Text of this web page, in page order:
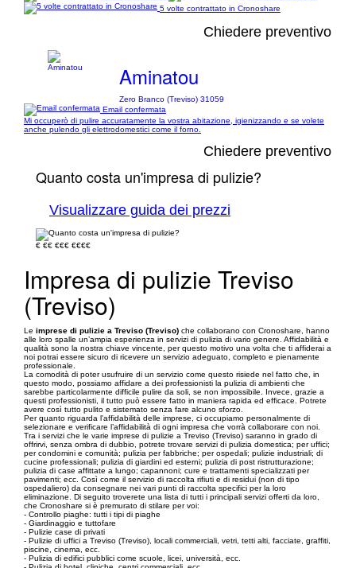
5 volte contrattato in Cronoshare
Chiedere preventivo
Aminatou
Zero Branco (Treviso) 31059
Email confermata
Mi occuperò di pulire accuratamente la vostra abitazione, igienizzando e se volete
anche pulendo gli elettrodomestici come il forno.
Chiedere preventivo
Quanto costa un'impresa di pulizie?
Visualizzare guida dei prezzi
€ €€ €€€ €€€€
Impresa di pulizie Treviso
(Treviso)
Le imprese di pulizie a Treviso (Treviso) che collaborano con Cronoshare, hanno
alle loro spalle un’ampia esperienza in servizi di pulizia di vario genere. Affidabilità e
qualità sono la nostra chiave vincente, per questo motivo una volta che ti affiderai a
noi potrai essere sicuro di ricevere un servizio adeguato, completo e pienamente
professionale.
La comodità di poter usufruire di un servizio come questo risiede nel fatto che, in
questo modo, possiamo affidare a dei professionisti la pulizia di ambienti che
sarebbe particolarmente difficile pulire da soli, se non impossibile. Invece, grazie a
questi professionisti, il tutto può essere fatto in maniera rapida ed efficace. Potrete
avere così tutto pulito e sistemato senza fare alcuno sforzo.
Per quanto riguarda l'affidabilità delle imprese, ci occupiamo personalmente di
selezionare e verificare l’affidabilità di ogni impresa che vorrà collaborare con noi.
Tra i servizi che le varie imprese di pulizie a Treviso (Treviso) saranno in grado di
offrirvi, senza ombra di dubbio, potrete trovare servizi di pulizia domestica; per uffici;
per condomini e comunità; pulizia per fabbriche; per ospedali; pulizie industriali; di
cucine professionali; pulizia di giardini ed esterni; pulizia di post ristrutturazione;
pulizia di case affittate a lungo; capannoni; cure e trattamenti specializzati per
pavimenti; ecc. Così come il servizio di raccolta rifiuti e di residui (non di tipo
ospedaliero) da consegnare nei vari punti di raccolta specifici per la loro
eliminazione. Di seguito troverete una lista di tutti i principali servizi offerti da loro,
che Cronoshare si è premurato di stilare per voi:
- Controllo piaghe: tutti i tipi di piaghe
- Giardinaggio e tuttofare
- Pulizie case di privati
- Pulizie di uffici a Treviso (Treviso), locali commerciali, vetri, tetti alti, facciate, graffiti,
piscine, cinema, ecc.
- Pulizia di edifici pubblici come scuole, licei, università, ecc.